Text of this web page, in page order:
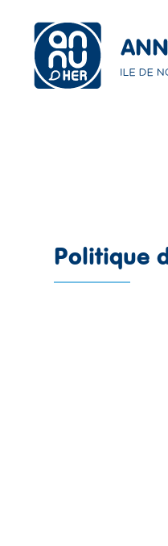
Politique